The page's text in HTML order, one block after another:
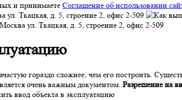
и принимаете Соглашение об использовании
ул. Ткацкая, д. 5, строение 2, офис 2-509
Москва ул. Ткацкая, д. 5, строение 2, офис 2-509
гораздо сложнее, чем его построить.
очень важным документом. Разрешение на